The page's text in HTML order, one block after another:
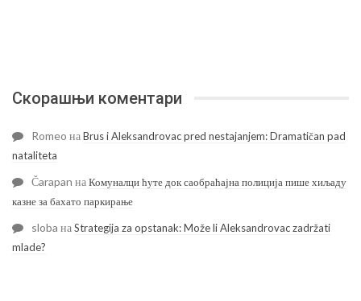
Скорашњи коментари
Romeo наBrus i Aleksandrovac pred nestajanjem: Dramatičan pad
nataliteta
Čarapan наКомуналци ћуте док саобраћајна полиција пише хиљаду
казне за бахато паркирање
sloba наStrategija za opstanak: Može li Aleksandrovac zadržati
mlade?